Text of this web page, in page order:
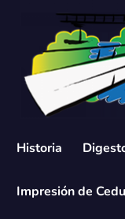
contenido
Historia
Impresión de